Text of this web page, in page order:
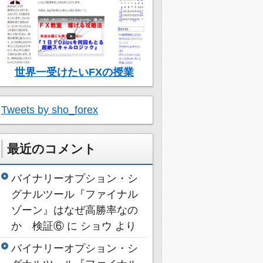
世界一受けたいFXの授業
Tweets by sho_forex
最近のコメント
バイナリーオプション・シ
グナルツール『ファイナル
ゾーン』はなぜ高勝率なの
か 検証⑥ に ショウ より
バイナリーオプション・シ